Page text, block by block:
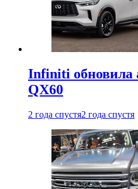
Infiniti обновила
QX60
2 года спустя2 года спустя